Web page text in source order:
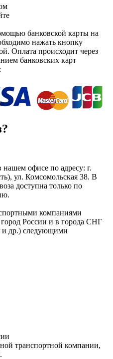
банковской карты на
нажать кнопку
Оплата происходит через
банковских карт
нашем офисе по адресу: г.
ул. Комсомольская 38. В
доступна только по
компаниями
России и в города СНГ
и др.) следующими
транспортной компании,